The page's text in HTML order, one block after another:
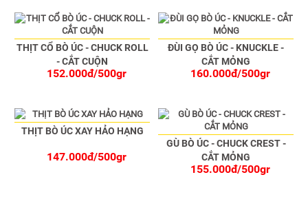
THỊT CỔ BÒ ÚC - CHUCK ROLL
- CẮT CUỘN
152.000đ/500gr
ĐÙI GỌ BÒ ÚC - KNUCKLE -
CẮT MỎNG
160.000đ/500gr
THỊT BÒ ÚC XAY HẢO HẠNG
147.000đ/500gr
GÙ BÒ ÚC - CHUCK CREST -
CẮT MỎNG
155.000đ/500gr